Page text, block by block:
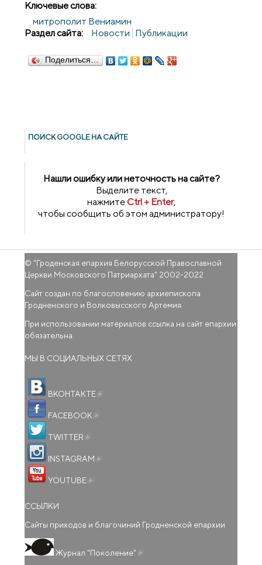
Ключевые слова:
митрополит Вениамин
Раздел сайта:
Новости Публикации
Поделиться…
ПОИСК GOОGLE НА САЙТЕ
Нашли ошибку или неточность на сайте?
Выделите текст,
нажмитеCtrl + Enter,
чтобы сообщить об этом администратору!
© "Гроденская епархия Белорусской Православной
Церкви Московского Патриархата" 2002-2022
Сайт создан по благословению архиепископа
Гродненского и Волковысского Артемия.
При использовании материалов ссылка на сайт епархии
обязательна.
МЫ В СОЦИАЛЬНЫХ СЕТЯХ
ВКОНТАКТЕ
FACEBOOK
TWITTER
INSTAGRAM
YOUTUBE
ССЫЛКИ
Сайты приходов и благочиний Гродненской епархии
Журнал "Поколение"